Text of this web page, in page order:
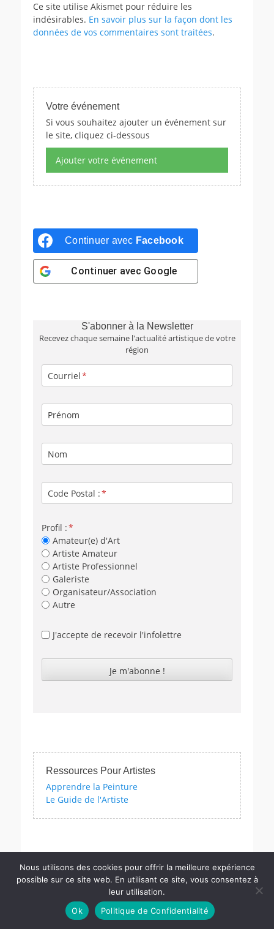
Ce site utilise Akismet pour réduire les
indésirables. En savoir plus sur la façon dont les
données de vos commentaires sont traitées.
Votre événement
Si vous souhaitez ajouter un événement sur
le site, cliquez ci-dessous
Ajouter votre événement
Continuer avec Facebook
Continuer avec Google
S'abonner à la Newsletter
Recevez chaque semaine l'actualité artistique de votre
région
Courriel
Prénom
Nom
Code Postal :
Profil :
Amateur(e) d'Art
Artiste Amateur
Artiste Professionnel
Galeriste
Organisateur/Association
Autre
J'accepte de recevoir l'infolettre
Ressources Pour Artistes
Apprendre la Peinture
Le Guide de l'Artiste
sur l'impressionnisme, les femmes artistes et bien d'autres
Copyright © PMActu.Art. Tous Les Droits Sont Réservés | Catch
Responsive Pro parCatch Themes
Nous utilisons des cookies pour offrir la meilleure expérience
possible sur ce site web. En utilisant ce site, vous consentez à
leur utilisation.
Ok
Politique de Confidentialité